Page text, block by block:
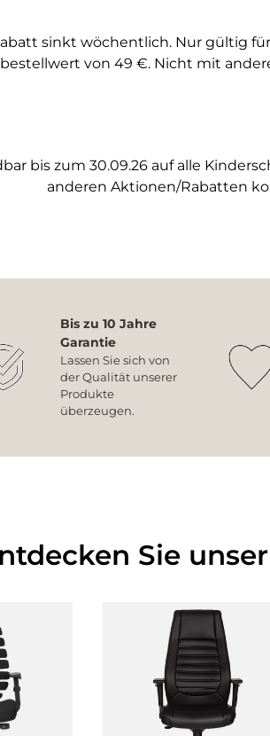
sinkt wöchentlich. Nur gültig
von 49 €. Nicht mit
bis zum 30.09.26 auf alle
anderen Aktionen/Rabatten
Bis zu 10 Jahre
Garantie
Lassen Sie sich von
der Qualität unserer
Produkte
überzeugen.
Sie